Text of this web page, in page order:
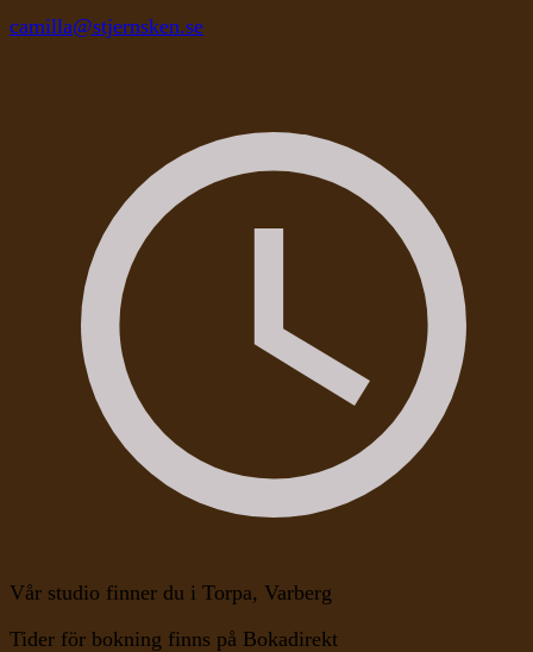
camilla@stjernsken.se
Vår studio finner du i Torpa, Varberg
Tider för bokning finns på Bokadirekt